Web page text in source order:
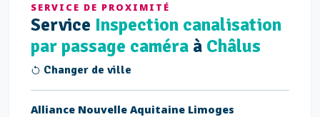
SERVICE DE PROXIMITÉ
Service Inspection canalisation
par passage caméra à Châlus
Changer de ville
Alliance Nouvelle Aquitaine Limoges